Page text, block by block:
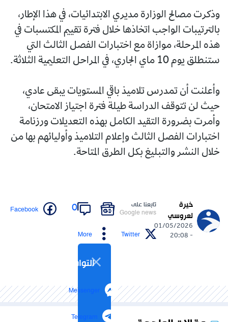
وذكرت مصالح الوزارة مديري الابتدائيات، في هذا الإطار،
بالترتيبات الواجب اتخاذها خلال فترة تقييم المكتسبات في
هذه المرحلة، موازاة مع اختبارات الفصل الثالث التي
ستنطلق يوم 10 ماي الجاري، في المراحل التعليمية الثلاثة.
وأعلنت أن تمدرس تلاميذ باقي المستويات يبقى عادي،
حيث لن تتوقف الدراسة طيلة فترة اجتياز الامتحان،
وأمرت بضرورة التقيد الكامل بهذه التعديلات ورزنامة
اختبارات الفصل الثالث وإعلام التلاميذ وأوليائهم بها من
خلال النشر والتبليغ بكل الطرق المتاحة.
خيرة
لعروسي
01/05/2026
- 20:08
تابعنا على
Google news
0
Facebook
Twitter
More
التواصل الاجتماعي
Messenger
Telegram